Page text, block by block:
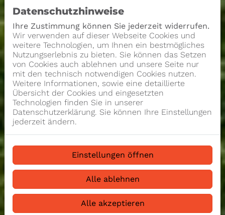
Datenschutzhinweise
Ihre Zustimmung können Sie jederzeit widerrufen.
Wir verwenden auf dieser Webseite Cookies und
weitere Technologien, um Ihnen ein bestmögliches
Nutzungserlebnis zu bieten. Sie können das Setzen
von Cookies auch ablehnen und unsere Seite nur
mit den technisch notwendigen Cookies nutzen.
Weitere Informationen, sowie eine detaillierte
Übersicht der Cookies und eingesetzten
Technologien finden Sie in unserer
Datenschutzerklärung. Sie können Ihre Einstellungen
jederzeit ändern.
Einstellungen öffnen
Alle ablehnen
Alle akzeptieren